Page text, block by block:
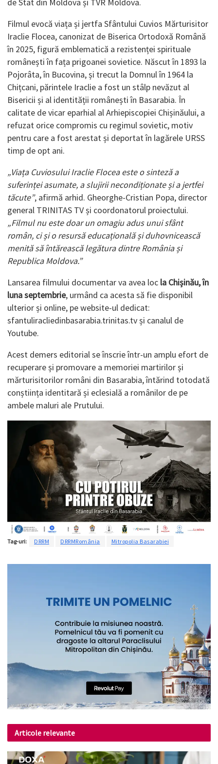
Filmul evocă viața și jertfa Sfântului Cuvios Mărturisitor
Iraclie Flocea, canonizat de Biserica Ortodoxă Română
în 2025, figură emblematică a rezistenței spirituale
românești în fața prigoanei sovietice. Născut în 1893 la
Pojorâta, în Bucovina, și trecut la Domnul în 1964 la
Chițcani, părintele Iraclie a fost un stâlp nevăzut al
Bisericii și al identității românești în Basarabia. În
calitate de vicar eparhial al Arhiepiscopiei Chișinăului, a
refuzat orice compromis cu regimul sovietic, motiv
pentru care a fost arestat și deportat în lagărele URSS
timp de opt ani.
„Viața Cuviosului Iraclie Flocea este o sinteză a
suferinței asumate, a slujirii necondiționate și a jertfei
tăcute”, afirmă arhid. Gheorghe-Cristian Popa, director
general TRINITAS TV și coordonatorul proiectului.
„Filmul nu este doar un omagiu adus unui sfânt
român, ci și o resursă educațională și duhovnicească
menită să întărească legătura dintre România și
Republica Moldova.”
Lansarea filmului documentar va avea loc la Chișinău, în
luna septembrie, urmând ca acesta să fie disponibil
ulterior și online, pe website-ul dedicat:
sfantuliracliedinbasarabia.trinitas.tv și canalul de
Youtube.
Acest demers editorial se înscrie într-un amplu efort de
recuperare și promovare a memoriei martirilor și
mărturisitorilor români din Basarabia, întărind totodată
conștiința identitară și eclesială a românilor de pe
ambele maluri ale Prutului.
Tag-uri: DRRM DRRMRomânia Mitropolia Basarabiei
Articole relevante